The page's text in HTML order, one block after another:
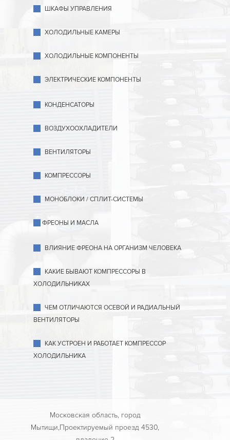
ШКАФЫ УПРАВЛЕНИЯ
ХОЛОДИЛЬНЫЕ КАМЕРЫ
ХОЛОДИЛЬНЫЕ КОМПОНЕНТЫ
ЭЛЕКТРИЧЕСКИЕ КОМПОНЕНТЫ
КОНДЕНСАТОРЫ
ВОЗДУХООХЛАДИТЕЛИ
ВЕНТИЛЯТОРЫ
КОМПРЕССОРЫ
МОНОБЛОКИ / СПЛИТ-СИСТЕМЫ
ФРЕОНЫ И МАСЛА
ВЛИЯНИЕ ФРЕОНА НА ОРГАНИЗМ ЧЕЛОВЕКА
КАКИЕ БЫВАЮТ КОМПРЕССОРЫ В
ХОЛОДИЛЬНИКАХ
ЧЕМ ОТЛИЧАЮТСЯ ОСЕВОЙ И РАДИАЛЬНЫЙ
ВЕНТИЛЯТОРЫ
КАК УСТРОЕН И РАБОТАЕТ КОМПРЕССОР
ХОЛОДИЛЬНИКА
Московская область, город
Мытищи,Проектируемый проезд 4530,